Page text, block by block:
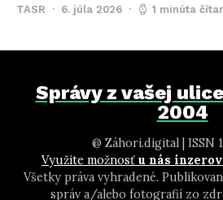
TASR 6. júla 2026 1 minúta
Správy z vašej
2004
@ Záhori.digital | ISSN
Využite možnosť u nás
Všetky práva vyhradené.
správ a/alebo fotografií zo